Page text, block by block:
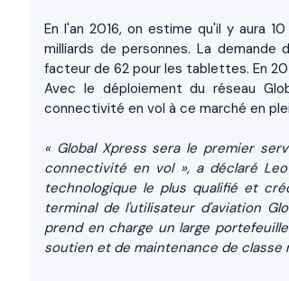
En l'an 2016, on estime qu'il y aura
milliards de personnes. La
facteur de 62 pour les tablettes. En
Avec le déploiement du réseau
connectivité en vol à ce marché en
« Global Xpress sera le premier
connectivité en vol », a déclaré
technologique le plus qualifié et
terminal de l'utilisateur d'aviation
prend en charge un large
soutien et de maintenance de classe